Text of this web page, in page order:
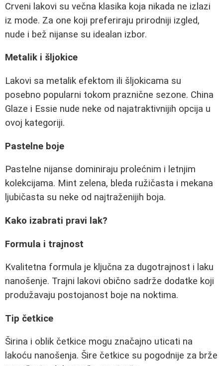
Crveni lakovi su večna klasika koja nikada ne izlazi
iz mode. Za one koji preferiraju prirodniji izgled,
nude i bež nijanse su idealan izbor.
Metalik i šljokice
Lakovi sa metalik efektom ili šljokicama su
posebno popularni tokom praznične sezone. China
Glaze i Essie nude neke od najatraktivnijih opcija u
ovoj kategoriji.
Pastelne boje
Pastelne nijanse dominiraju prolećnim i letnjim
kolekcijama. Mint zelena, bleda ružičasta i mekana
ljubičasta su neke od najtraženijih boja.
Kako izabrati pravi lak?
Formula i trajnost
Kvalitetna formula je ključna za dugotrajnost i laku
nanošenje. Trajni lakovi obično sadrže dodatke koji
produžavaju postojanost boje na noktima.
Tip četkice
Širina i oblik četkice mogu značajno uticati na
lakoću nanošenja. Šire četkice su pogodnije za brže